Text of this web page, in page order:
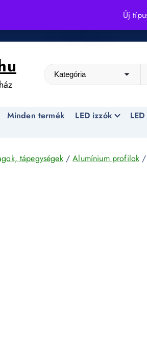
Új
Minden termék LED izzók
tápegységek/Alumínium profilok /